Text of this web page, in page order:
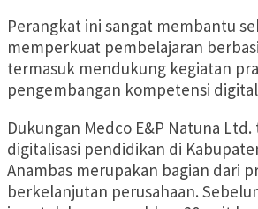
Perangkat ini sangat membantu
memperkuat pembelajaran
termasuk mendukung kegiatan
pengembangan kompetensi digital
Dukungan Medco E&P Natuna
digitalisasi pendidikan di
Anambas merupakan bagian dari
berkelanjutan perusahaan.